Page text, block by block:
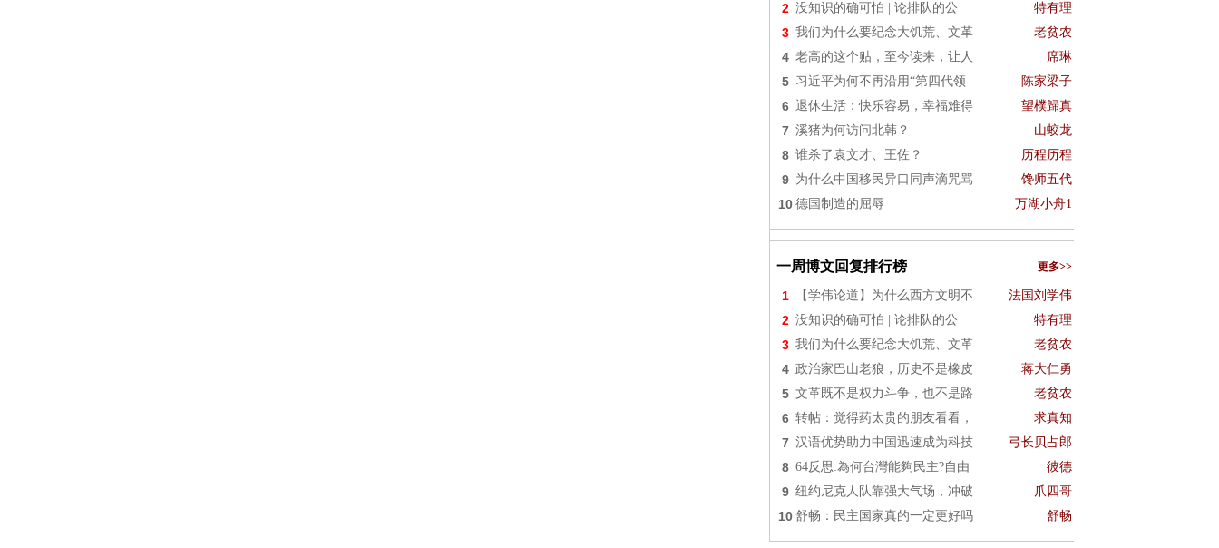
2 没知识的确可怕 | 论排队的公 特有理
3 我们为什么要纪念大饥荒、文革 老贫农
4 老高的这个贴，至今读来，让人 席琳
5 习近平为何不再沿用“第四代领 陈家梁子
6 退休生活：快乐容易，幸福难得 望樸歸真
7 溪猪为何访问北韩？ 山蛟龙
8 谁杀了袁文才、王佐？ 历程历程
9 为什么中国移民异口同声滴咒骂 馋师五代
10 德国制造的屈辱 万湖小舟1
一周博文回复排行榜 更多>>
1 【学伟论道】为什么西方文明不 法国刘学伟
2 没知识的确可怕 | 论排队的公 特有理
3 我们为什么要纪念大饥荒、文革 老贫农
4 政治家巴山老狼，历史不是橡皮 蒋大仁勇
5 文革既不是权力斗争，也不是路 老贫农
6 转帖：觉得药太贵的朋友看看， 求真知
7 汉语优势助力中国迅速成为科技 弓长贝占郎
8 64反思:為何台灣能夠民主?自由 彼德
9 纽约尼克人队靠强大气场，冲破 爪四哥
10 舒畅：民主国家真的一定更好吗 舒畅